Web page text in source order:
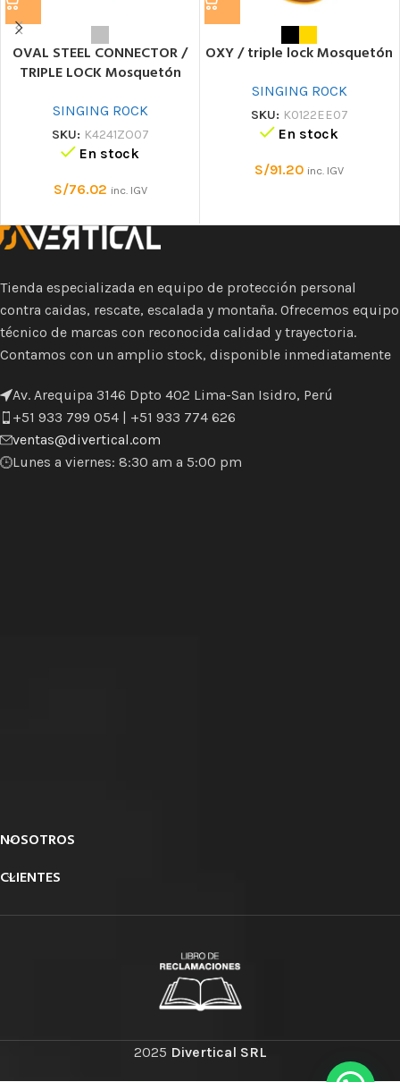
OVAL STEEL CONNECTOR /
TRIPLE LOCK Mosquetón
SINGING ROCK
SKU: K4241ZO07
En stock
S/76.02 inc. IGV
OXY / triple lock Mosquetón
SINGING ROCK
SKU: K0122EE07
En stock
S/91.20 inc. IGV
Tienda especializada en equipo de protección personal
contra caidas, rescate, escalada y montaña. Ofrecemos equipo
técnico de marcas con reconocida calidad y trayectoria.
Contamos con un amplio stock, disponible inmediatamente
Av. Arequipa 3146 Dpto 402 Lima-San Isidro, Perú
+51 933 799 054 | +51 933 774 626
ventas@divertical.com
Lunes a viernes: 8:30 am a 5:00 pm
NOSOTROS
CLIENTES
2025 Divertical SRL